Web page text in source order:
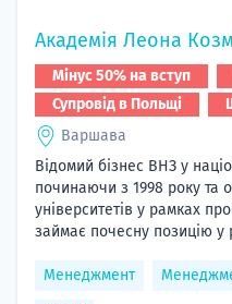
Академія Леона
Мінус 50% на вступ
Супровід в Польщі
Варшава
Відомий бізнес ВНЗ у
починаючи з 1998 року та
університетів у рамках
займає почесну позицію у
Менеджмент